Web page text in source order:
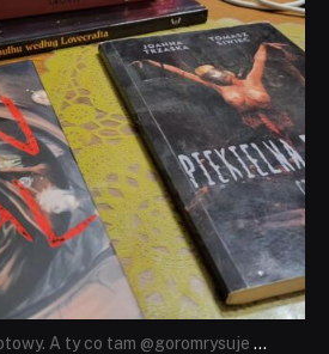
A ty co tam @goromrysuje ...